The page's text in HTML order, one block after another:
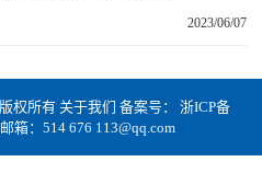
2023/06/07
权所有 关于我们 备案号： 浙ICP备
箱：514 676 113@qq.com